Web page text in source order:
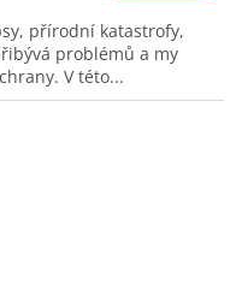
přírodní katastrofy,
problémů a my
V této...